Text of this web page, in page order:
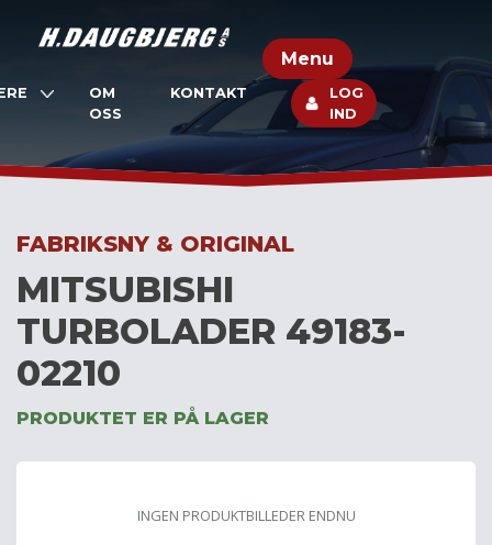
Menu
OM
OSS
KONTAKT
LOG
IND
FABRIKSNY & ORIGINAL
MITSUBISHI
TURBOLADER 49183-
02210
PRODUKTET ER PÅ LAGER
INGEN PRODUKTBILLEDER ENDNU